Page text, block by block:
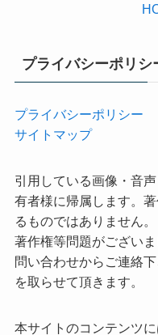
プライバシーポリシ
プライバシーポリシー
サイトマップ
引用している画像・音
有者様に帰属します。
るものではありません。
著作権等問題がござい
問い合わせからご連絡
を取らせて頂きます。
本サイトのコンテンツ